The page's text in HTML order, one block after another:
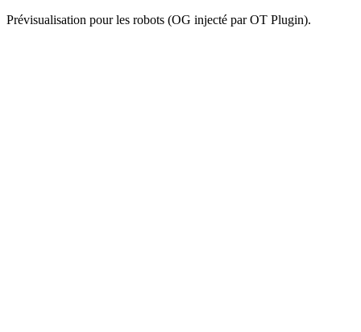
Prévisualisation pour les robots (OG injecté par OT Plugin).